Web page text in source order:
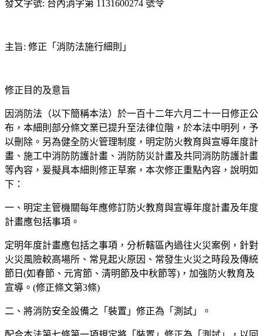
發文字號: 台內消字第 1131600274 號令
主旨: 修正「消防法施行細則」
修正目的及意旨
因消防法（以下簡稱本法）於一百十二年六月二十一日修正公
布，本細則部分條文業已提升至法律位階，於本法中明列，予
以刪除。另為健全防火管理制度，明定防火教育與宣導年度計
畫、施工中消防防護計畫、消防防災計畫及共同消防防護計畫
等內容，爰擬具本細則修正草案，本次修正重點內容，說明如
下：
一、明定主管機關每年應修訂防火教育與宣導年度計畫及年度
計畫應包括事項。
定明年度計畫應包括之事項，分析轄區內過往火災案例，針對
火災風險較高場所、常見起火原因、常發生火災之時段及傳統
節日(如春節、元宵節、清明節及中秋節等)，加強防火教育及
宣導。(修正條文第3條)
二、將消防安全設備之「裝置」修正為「測試」。